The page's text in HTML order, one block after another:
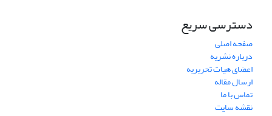
دسترسی سریع
صفحه اصلی
درباره نشریه
اعضای هیات تحریریه
ارسال مقاله
تماس با ما
نقشه سایت